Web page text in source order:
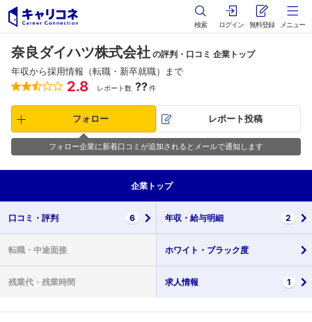
検索 ログイン 無料登録 メニュー
奈良ダイハツ株式会社 の評判・口コミ 企業トップ
年収から採用情報（転職・新卒就職）まで
2.8 レポート数 ??件
フォロー レポート投稿
フォロー企業に新着口コミが追加されるとメールで通知します
企業 トップ
口コミ・ 評判 6 年収・ 給与明細 2
転職・ 中途面接 ホワイト・ ブラック度
残業代・ 残業時間 求人情報 1